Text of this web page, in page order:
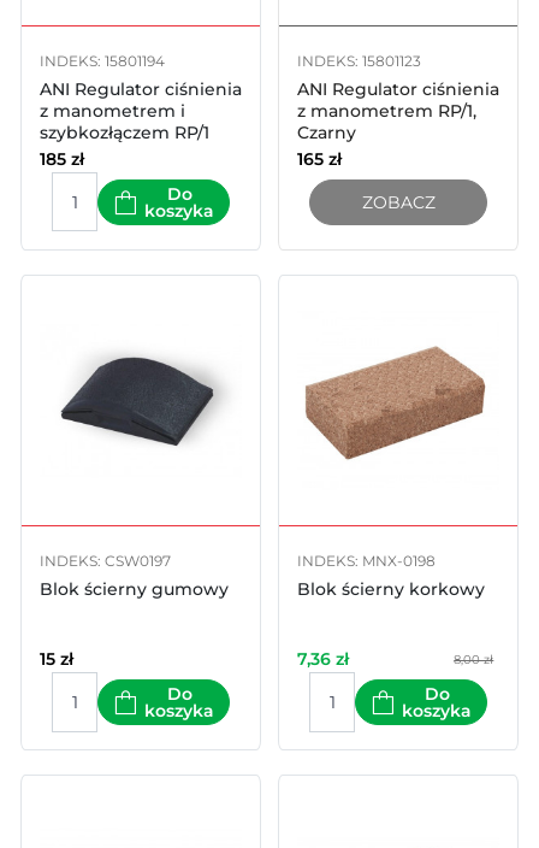
INDEKS: 15801194
ANI Regulator ciśnienia
z manometrem i
szybkozłączem RP/1
COMPACT
185 zł
Do
koszyka
INDEKS: 15801123
ANI Regulator ciśnienia
z manometrem RP/1,
Czarny
165 zł
ZOBACZ
INDEKS: CSW0197
Blok ścierny gumowy
15 zł
Do
koszyka
INDEKS: MNX-0198
Blok ścierny korkowy
7,36 zł 8,00 zł
Do
koszyka